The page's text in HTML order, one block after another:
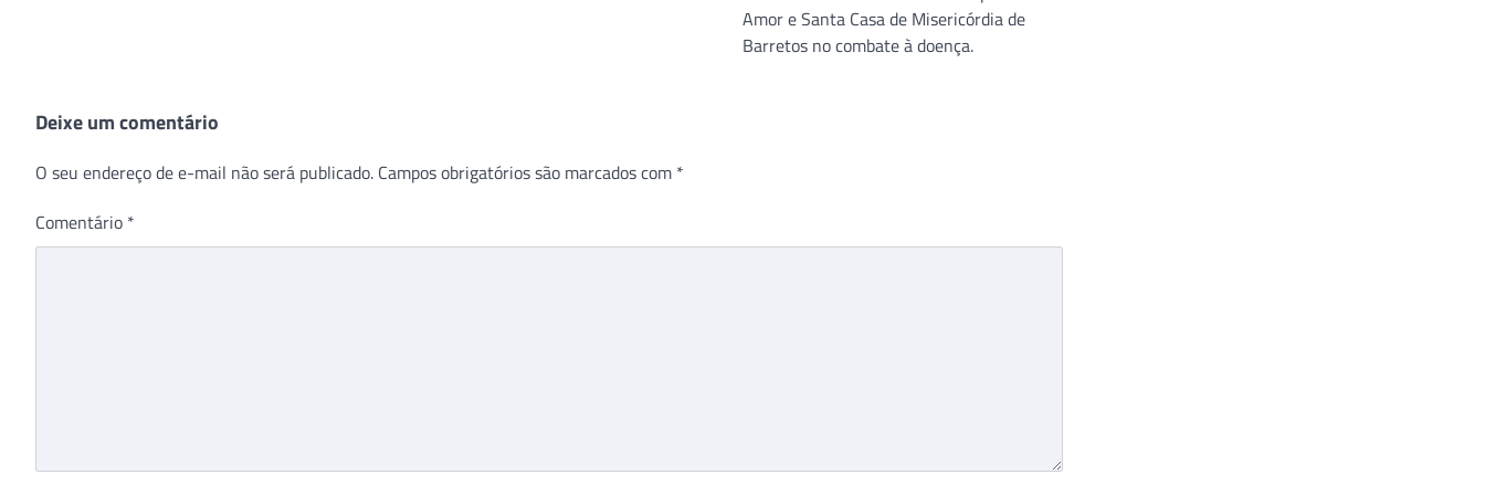
Amor e Santa Casa de Misericórdia de
Barretos no combate à doença.
Deixe um comentário
O seu endereço de e-mail não será publicado. Campos obrigatórios são marcados com *
Comentário *